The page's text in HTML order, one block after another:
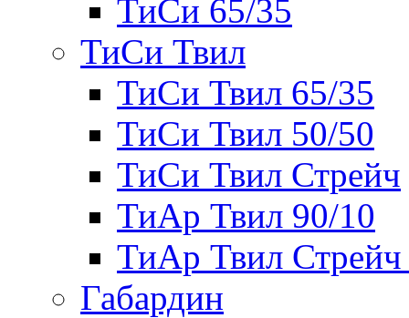
ТиСи 65/35
ТиСи Твил
ТиСи Твил 65/35
ТиСи Твил 50/50
ТиСи Твил Стрейч
ТиАр Твил 90/10
ТиАр Твил Стрейч
Габардин